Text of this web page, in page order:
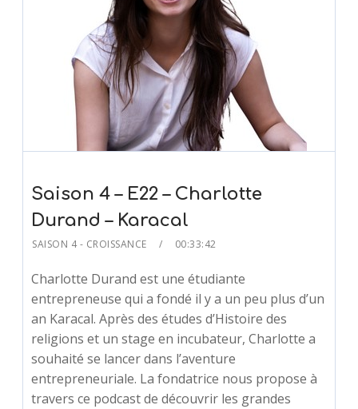
Saison 4 – E22 – Charlotte
Durand – Karacal
SAISON 4 - CROISSANCE 00:33:42
Charlotte Durand est une étudiante
entrepreneuse qui a fondé il y a un peu plus d’un
an Karacal. Après des études d’Histoire des
religions et un stage en incubateur, Charlotte a
souhaité se lancer dans l’aventure
entrepreneuriale. La fondatrice nous propose à
travers ce podcast de découvrir les grandes